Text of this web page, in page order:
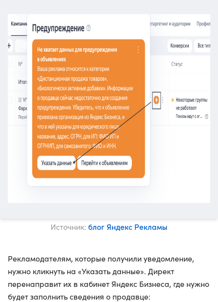
Источник: блог Яндекс Рекламы
Рекламодателям, которые получили уведомление,
нужно кликнуть на «Указать данные». Директ
перенаправит их в кабинет Яндекс Бизнеса, где нужно
будет заполнить сведения о продавце: